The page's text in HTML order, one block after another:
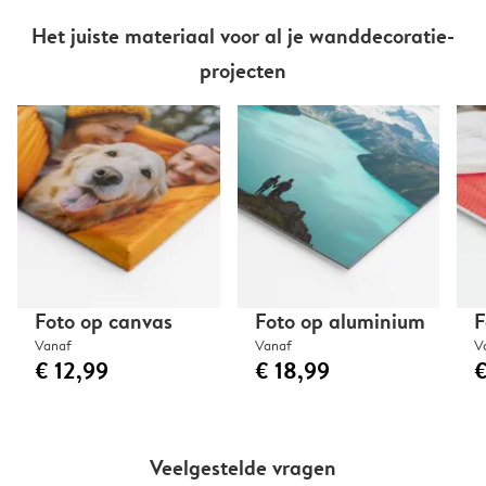
Het juiste materiaal voor al je wanddecoratie-
projecten
Foto op canvas
Vanaf
€ 12,99
Foto op aluminium
Vanaf
€ 18,99
Veelgestelde vragen